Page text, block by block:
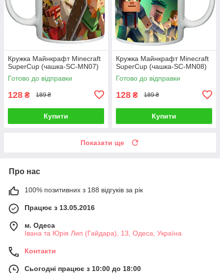
Кружка Майнкрафт Minecraft
SuperCup (чашка-SC-MN07)
Готово до відправки
128 ₴ 189 ₴
Купити
Кружка Майнкрафт Minecraft
SuperCup (чашка-SC-MN08)
Готово до відправки
128 ₴ 189 ₴
Купити
Показати ще
Про нас
100% позитивних з 188 відгуків за рік
Працює з 13.05.2016
м. Одеса
Івана та Юрія Лип (Гайдара), 13, Одеса, Україна
Контакти
Сьогодні працює з 10:00 до 18:00